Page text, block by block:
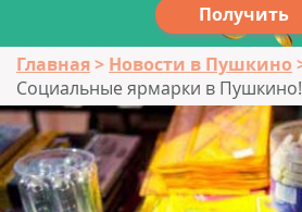
Получить
Главная
Новости в Пушкино
Социальные ярмарки в Пушкино!